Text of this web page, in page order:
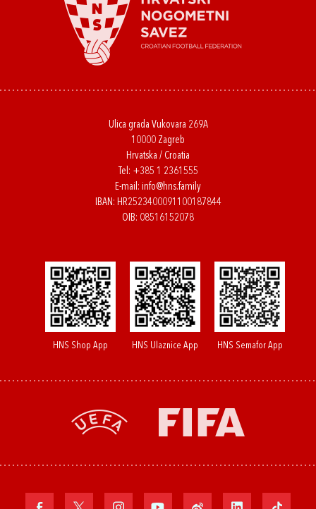
Ulica grada Vukovara 269A
10000 Zagreb
Hrvatska / Croatia
Tel: +385 1 2361555
E-mail: info@hns.family
IBAN: HR2523400091100187844
OIB: 08516152078
HNS Shop App HNS Ulaznice App HNS Semafor App